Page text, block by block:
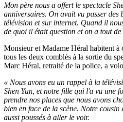
Mon père nous a offert le spectacle
anniversaires. On avait vu passer des
télévision et sur internet. Quand il
de quoi il était question et on a tout
Monsieur et Madame Héral habitent
tous les deux comblés à la sortie du
Marc Héral, retraité de la police, a
« Nous avons eu un rappel à la
Shen Yun, et notre fille qui l'a vu une
prendre nos places que nous avons
bien en face de la scène. Notre
aussi poussés à aller le voir.